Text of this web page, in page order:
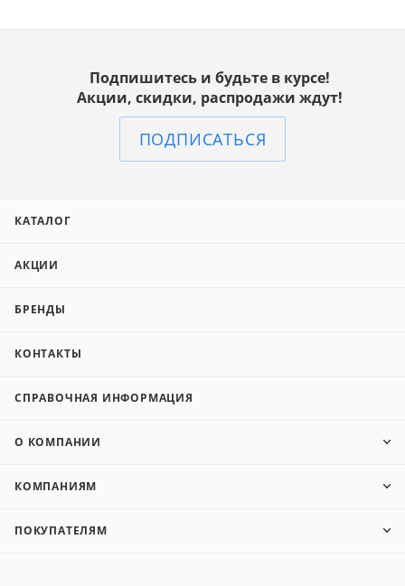
Подпишитесь и будьте в курсе!
Акции, скидки, распродажи ждут!
ПОДПИСАТЬСЯ
КАТАЛОГ
АКЦИИ
БРЕНДЫ
КОНТАКТЫ
СПРАВОЧНАЯ ИНФОРМАЦИЯ
О КОМПАНИИ
КОМПАНИЯМ
ПОКУПАТЕЛЯМ